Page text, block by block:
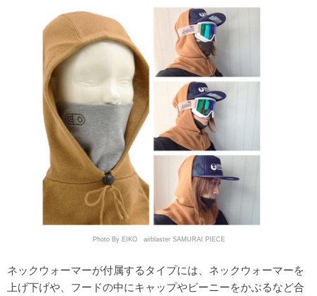
Photo By EIKO airblaster SAMURAI PIECE
ネックウォーマーが付属するタイプには、ネックウォーマーを
上げ下げや、フードの中にキャップやビーニーをかぶるなど合